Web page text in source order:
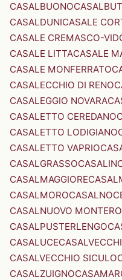
CASALBUONO
CASALDUNICASALE
CASALE CREMASCO-
CASALE LITTACASALE
CASALE MONFERRATO
CASALECCHIO DI RENO
CASALEGGIO NOVARA
CASALETTO CEREDANO
CASALETTO LODIGIANO
CASALETTO VAPRIO
CASALGRASSO
CASALMAGGIORE
CASALMORO
CASALNUOVO
CASALPUSTERLENGO
CASALUCE
CASALVECCHIO SICULO
CASALZUIGNO